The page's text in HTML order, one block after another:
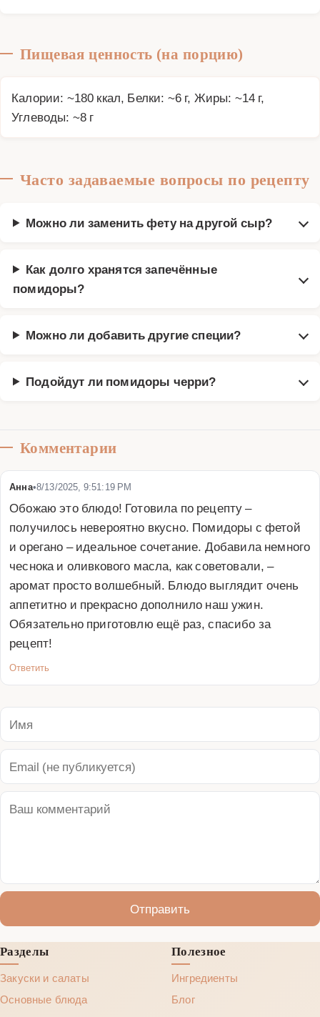
Пищевая ценность (на порцию)
Калории: ~180 ккал, Белки: ~6 г, Жиры: ~14 г,
Углеводы: ~8 г
Часто задаваемые вопросы по рецепту
Можно ли заменить фету на другой сыр?
Как долго хранятся запечённые
помидоры?
Можно ли добавить другие специи?
Подойдут ли помидоры черри?
Комментарии
Анна•8/13/2025, 9:51:19 PM
Обожаю это блюдо! Готовила по рецепту –
получилось невероятно вкусно. Помидоры с фетой
и орегано – идеальное сочетание. Добавила немного
чеснока и оливкового масла, как советовали, –
аромат просто волшебный. Блюдо выглядит очень
аппетитно и прекрасно дополнило наш ужин.
Обязательно приготовлю ещё раз, спасибо за
рецепт!
Ответить
Отправить
Разделы
Закуски и салаты
Основные блюда
Полезное
Ингредиенты
Блог